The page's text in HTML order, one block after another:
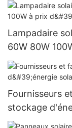
Lampadaire
60W 80W
Fournisseurs
stockage